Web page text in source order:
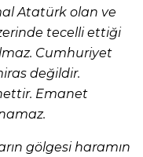
Atatürk olan ve
tecelli ettiği
Cumhuriyet
değildir.
Emanet
gölgesi haramın